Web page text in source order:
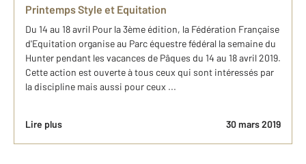
Printemps Style et Equitation
Du 14 au 18 avril Pour la 3ème édition, la Fédération Française
d'Equitation organise au Parc équestre fédéral la semaine du
Hunter pendant les vacances de Pâques du 14 au 18 avril 2019.
Cette action est ouverte à tous ceux qui sont intéressés par
la discipline mais aussi pour ceux ...
Lire plus 30 mars 2019